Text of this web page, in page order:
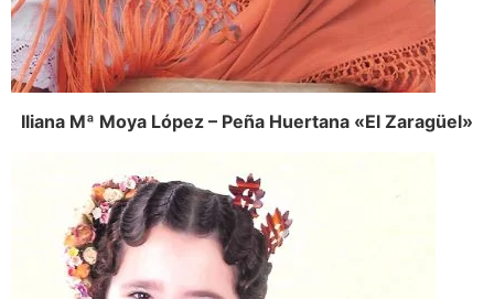
Iliana Mª Moya López – Peña Huertana «El Zaragüel»